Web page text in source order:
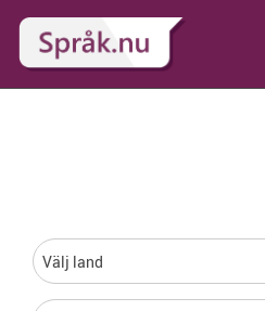
Välj land